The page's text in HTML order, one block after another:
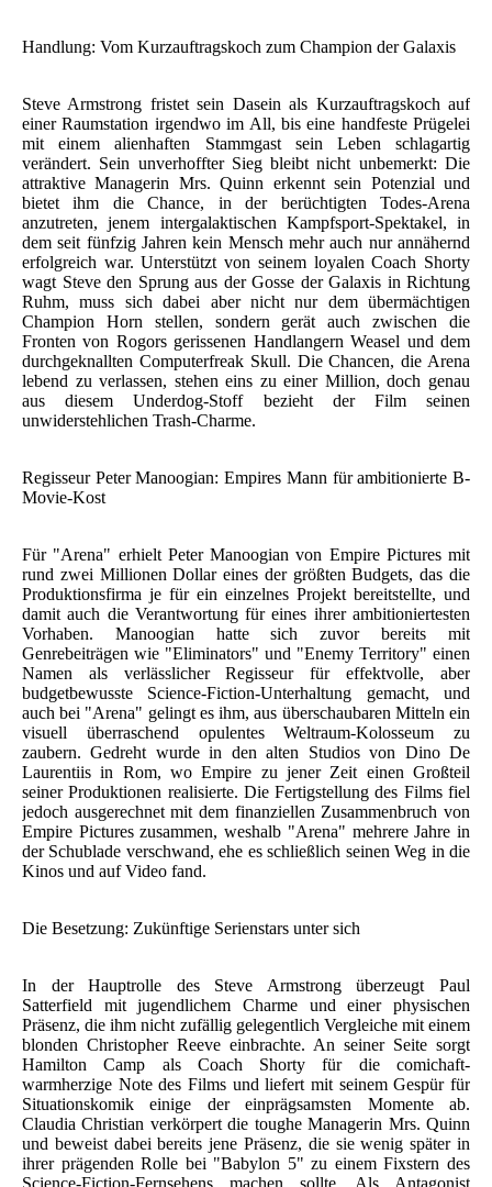
Handlung: Vom Kurzauftragskoch zum Champion der Galaxis
Steve Armstrong fristet sein Dasein als Kurzauftragskoch auf
einer Raumstation irgendwo im All, bis eine handfeste Prügelei
mit einem alienhaften Stammgast sein Leben schlagartig
verändert. Sein unverhoffter Sieg bleibt nicht unbemerkt: Die
attraktive Managerin Mrs. Quinn erkennt sein Potenzial und
bietet ihm die Chance, in der berüchtigten Todes-Arena
anzutreten, jenem intergalaktischen Kampfsport-Spektakel, in
dem seit fünfzig Jahren kein Mensch mehr auch nur annähernd
erfolgreich war. Unterstützt von seinem loyalen Coach Shorty
wagt Steve den Sprung aus der Gosse der Galaxis in Richtung
Ruhm, muss sich dabei aber nicht nur dem übermächtigen
Champion Horn stellen, sondern gerät auch zwischen die
Fronten von Rogors gerissenen Handlangern Weasel und dem
durchgeknallten Computerfreak Skull. Die Chancen, die Arena
lebend zu verlassen, stehen eins zu einer Million, doch genau
aus diesem Underdog-Stoff bezieht der Film seinen
unwiderstehlichen Trash-Charme.
Regisseur Peter Manoogian: Empires Mann für ambitionierte B-
Movie-Kost
Für "Arena" erhielt Peter Manoogian von Empire Pictures mit
rund zwei Millionen Dollar eines der größten Budgets, das die
Produktionsfirma je für ein einzelnes Projekt bereitstellte, und
damit auch die Verantwortung für eines ihrer ambitioniertesten
Vorhaben. Manoogian hatte sich zuvor bereits mit
Genrebeiträgen wie "Eliminators" und "Enemy Territory" einen
Namen als verlässlicher Regisseur für effektvolle, aber
budgetbewusste Science-Fiction-Unterhaltung gemacht, und
auch bei "Arena" gelingt es ihm, aus überschaubaren Mitteln ein
visuell überraschend opulentes Weltraum-Kolosseum zu
zaubern. Gedreht wurde in den alten Studios von Dino De
Laurentiis in Rom, wo Empire zu jener Zeit einen Großteil
seiner Produktionen realisierte. Die Fertigstellung des Films fiel
jedoch ausgerechnet mit dem finanziellen Zusammenbruch von
Empire Pictures zusammen, weshalb "Arena" mehrere Jahre in
der Schublade verschwand, ehe es schließlich seinen Weg in die
Kinos und auf Video fand.
Die Besetzung: Zukünftige Serienstars unter sich
In der Hauptrolle des Steve Armstrong überzeugt Paul
Satterfield mit jugendlichem Charme und einer physischen
Präsenz, die ihm nicht zufällig gelegentlich Vergleiche mit einem
blonden Christopher Reeve einbrachte. An seiner Seite sorgt
Hamilton Camp als Coach Shorty für die comichaft-
warmherzige Note des Films und liefert mit seinem Gespür für
Situationskomik einige der einprägsamsten Momente ab.
Claudia Christian verkörpert die toughe Managerin Mrs. Quinn
und beweist dabei bereits jene Präsenz, die sie wenig später in
ihrer prägenden Rolle bei "Babylon 5" zu einem Fixstern des
Science-Fiction-Fernsehens machen sollte. Als Antagonist